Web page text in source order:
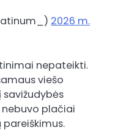
2026 m.
nepateikti.
viešo
savižudybės
plačiai